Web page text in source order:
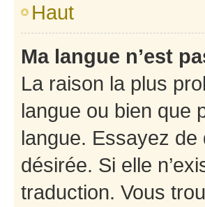
Haut
Ma langue n’est
La raison la plus
langue ou bien que
langue. Essayez de
désirée. Si elle
traduction. Vous